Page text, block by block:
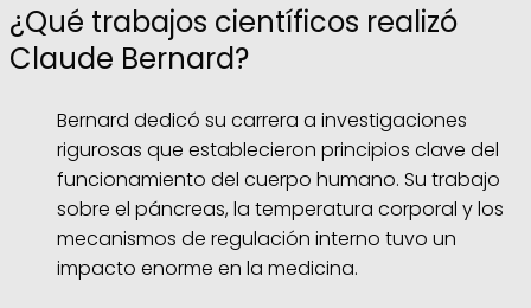
¿Qué trabajos científicos realizó
Claude Bernard?
Bernard dedicó su carrera a investigaciones
rigurosas que establecieron principios clave del
funcionamiento del cuerpo humano. Su trabajo
sobre el páncreas, la temperatura corporal y los
mecanismos de regulación interno tuvo un
impacto enorme en la medicina.